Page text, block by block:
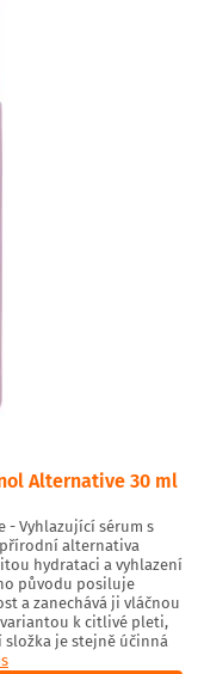
Alternative 30 ml
- Vyhlazující sérum s
alternativa
hydrataci a vyhlazení
původu posiluje
a zanechává ji vláčnou
k citlivé pleti,
je stejně účinná